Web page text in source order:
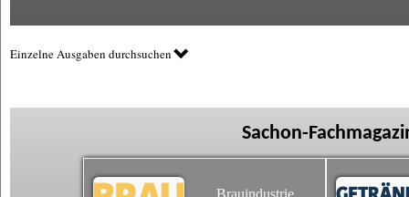
Einzelne Ausgaben durchsuchen
Sachon-
Brauindustrie